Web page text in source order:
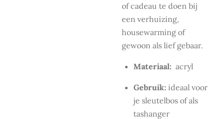
of cadeau te doen bij
een verhuizing,
housewarming of
gewoon als lief gebaar.
Materiaal: acryl
Gebruik: ideaal voor
je sleutelbos of als
tashanger